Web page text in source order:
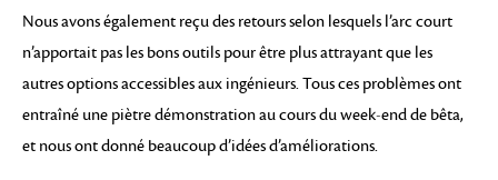
Nous avons également reçu des retours selon lesquels l’arc court
n’apportait pas les bons outils pour être plus attrayant que les
autres options accessibles aux ingénieurs. Tous ces problèmes ont
entraîné une piètre démonstration au cours du week-end de bêta,
et nous ont donné beaucoup d’idées d’améliorations.